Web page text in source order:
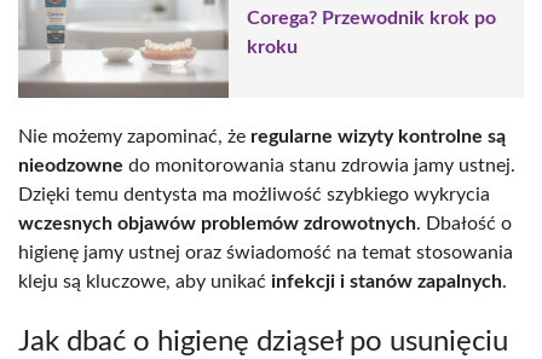
Corega? Przewodnik krok po
kroku
Nie możemy zapominać, że regularne wizyty kontrolne są
nieodzowne do monitorowania stanu zdrowia jamy ustnej.
Dzięki temu dentysta ma możliwość szybkiego wykrycia
wczesnych objawów problemów zdrowotnych. Dbałość o
higienę jamy ustnej oraz świadomość na temat stosowania
kleju są kluczowe, aby unikać infekcji i stanów zapalnych.
Jak dbać o higienę dziąseł po usunięciu